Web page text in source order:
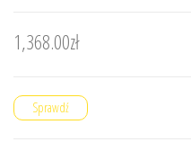
1,368.00zł
Sprawdź